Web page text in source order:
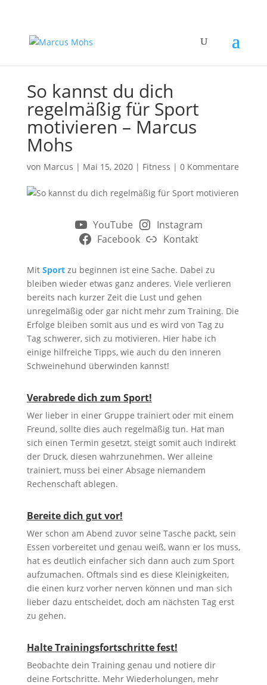
So kannst du dich
regelmäßig für Sport
motivieren – Marcus
Mohs
von Marcus | Mai 15, 2020| Fitness | 0 Kommentare
YouTube
Instagram
Facebook
Kontakt
Mit Sportzu beginnen ist eine Sache. Dabei zu
bleiben wieder etwas ganz anderes. Viele verlieren
bereits nach kurzer Zeit die Lust und gehen
unregelmäßig oder gar nicht mehr zum Training. Die
Erfolge bleiben somit aus und es wird von Tag zu
Tag schwerer, sich zu motivieren. Hier habe ich
einige hilfreiche Tipps, wie auch du den inneren
Schweinehund überwinden kannst!
Verabrede dich zum Sport!
Wer lieber in einer Gruppe trainiert oder mit einem
Freund, sollte dies auch regelmäßig tun. Hat man
sich einen Termin gesetzt, steigt somit auch indirekt
der Druck, diesen wahrzunehmen. Wer alleine
trainiert, muss bei einer Absage niemandem
Rechenschaft ablegen.
Bereite dich gut vor!
Wer schon am Abend zuvor seine Tasche packt, sein
Essen vorbereitet und genau weiß, wann er los muss,
hat es deutlich einfacher sich dann auch zum Sport
aufzumachen. Oftmals sind es diese Kleinigkeiten,
die einen kurz vorher nerven können und man sich
lieber dazu entscheidet, doch am nächsten Tag erst
zu gehen.
Halte Trainingsfortschritte fest!
Beobachte dein Training genau und notiere dir
deine Fortschritte. Mehr Wiederholungen, mehr